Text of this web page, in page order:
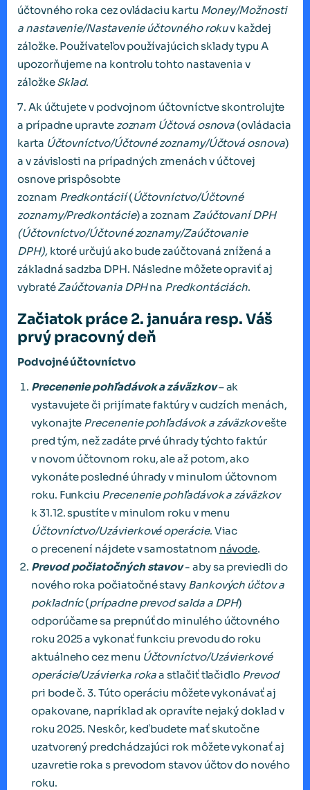
účtovného roka cez ovládaciu kartu Money/Možnosti
a nastavenie/Nastavenie účtovného rokuv každej
záložke. Používateľov používajúcich sklady typu A
upozorňujeme na kontrolu tohto nastavenia v
záložkeSklad.
7. Ak účtujete v podvojnom účtovníctve skontrolujte
a prípadne upravte zoznam Účtová osnova (ovládacia
karta Účtovníctvo/Účtovné zoznamy/Účtová osnova)
a v závislosti na prípadných zmenách v účtovej
osnove prispôsobte
zoznam Predkontácií(Účtovníctvo/Účtovné
zoznamy/Predkontácie) a zoznam Zaúčtovaní DPH
(Účtovníctvo/Účtovné zoznamy/Zaúčtovanie
DPH), ktoré určujú ako bude zaúčtovaná znížená a
základná sadzba DPH. Následne môžete opraviť aj
vybratéZaúčtovania DPHna Predkontáciách.
Začiatok práce 2. januára resp. Váš
prvý pracovný deň
Podvojné účtovníctvo
Precenenie pohľadávok a záväzkov– ak
vystavujete či prijímate faktúry v cudzích menách,
vykonajte Precenenie pohľadávok a záväzkovešte
pred tým, než zadáte prvé úhrady týchto faktúr
v novom účtovnom roku, ale až potom, ako
vykonáte posledné úhrady v minulom účtovnom
roku. Funkciu Precenenie pohľadávok a záväzkov
k 31.12. spustíte v minulom roku v menu
Účtovníctvo/Uzávierkové operácie. Viac
o precenení nájdete v samostatnom návode.
Prevod počiatočných stavov- aby sa previedli do
nového roka počiatočné stavy Bankových účtov a
pokladníc(prípadne prevod salda a DPH)
odporúčame sa prepnúť do minulého účtovného
roku 2025 a vykonať funkciu prevodu do roku
aktuálneho cez menu Účtovníctvo/Uzávierkové
operácie/Uzávierka rokaa stlačiť tlačidlo Prevod
pri bode č. 3. Túto operáciu môžete vykonávať aj
opakovane, napríklad ak opravíte nejaký doklad v
roku 2025. Neskôr, keď budete mať skutočne
uzatvorený predchádzajúci rok môžete vykonať aj
uzavretie roka s prevodom stavov účtov do nového
roku.